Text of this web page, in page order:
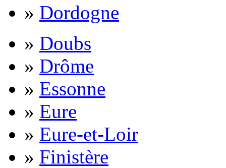
» Dordogne
» Doubs
» Drôme
» Essonne
» Eure
» Eure-et-Loir
» Finistère